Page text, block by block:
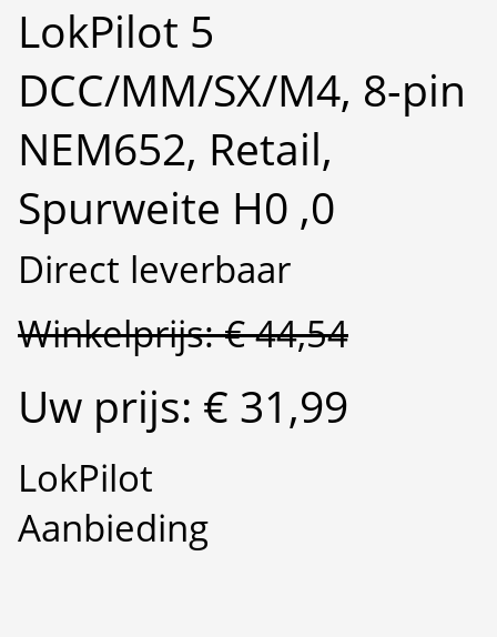
LokPilot 5
DCC/MM/SX/M4, 8-pin
NEM652, Retail,
Spurweite H0 ,0
Direct leverbaar
Winkelprijs: € 44,54
Uw prijs: € 31,99
LokPilot
Aanbieding